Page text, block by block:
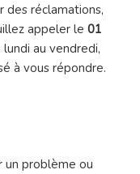
des réclamations,
appeler le 01
au vendredi,
à vous répondre.
un problème ou